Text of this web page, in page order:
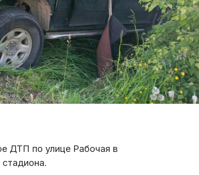
ДТП по улице Рабочая в